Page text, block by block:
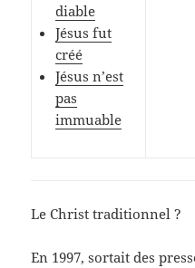
diable
Jésus fut
créé
Jésus n’est
pas
immuable
Le Christtraditionnel ?
En 1997, sortait des